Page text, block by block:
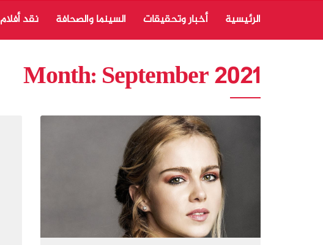
الرئيسية أخبار وتحقيقات السينما والصحافة نقد أفلام
Month:September 2021